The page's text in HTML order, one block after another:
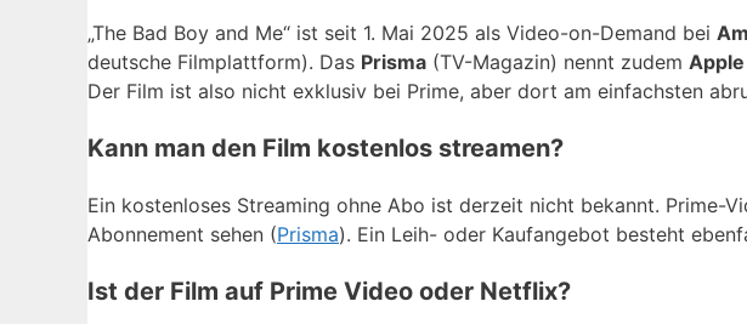
„The Bad Boy and Me“ ist seit 1. Mai 2025 als Video-on-Demand bei
deutsche Filmplattform). Das Prisma (TV-Magazin) nennt zudem
Der Film ist also nicht exklusiv bei Prime, aber dort am einfachsten
Kann man den Film kostenlos streamen?
Ein kostenloses Streaming ohne Abo ist derzeit nicht bekannt. Prime-
Abonnement sehen (Prisma). Ein Leih- oder Kaufangebot besteht
Ist der Film auf Prime Video oder Netflix?